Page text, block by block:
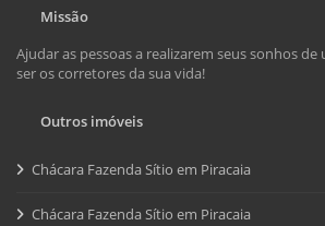
Missão
Ajudar as pessoas a realizarem seus sonhos
ser os corretores da sua vida!
Outros imóveis
Chácara Fazenda Sítio em Piracaia
Chácara Fazenda Sítio em Piracaia